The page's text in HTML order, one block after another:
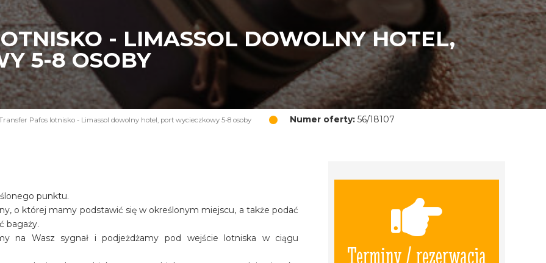
- LIMASSOL DOWOLNY HOTEL,
5-8 OSOBY
Pafos lotnisko - Limassol dowolny hotel, port wycieczkowy 5-8 osoby Numer oferty: 56/18107
Terminy / rezerwacja
punktu.
o której mamy podstawić się w określonym miejscu, a także podać
bagaży.
na Wasz sygnał i podjeżdżamy pod wejście lotniska w ciągu